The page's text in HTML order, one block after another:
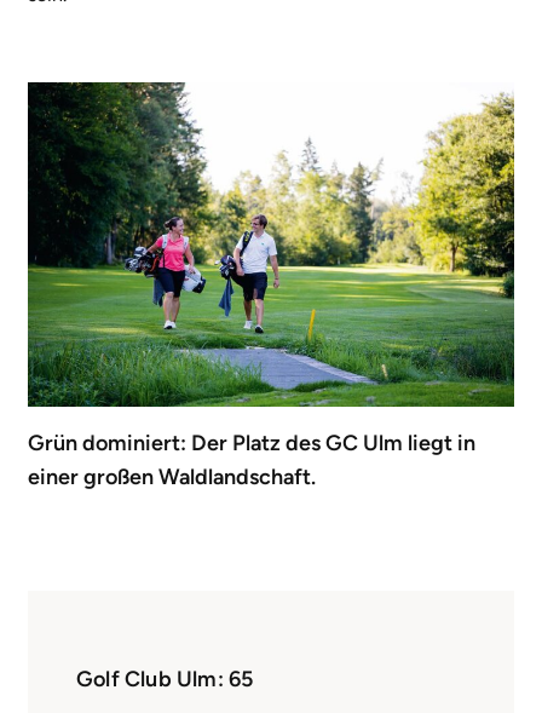
Grün dominiert: Der Platz des GC Ulm liegt in
einer großen Waldlandschaft.
Golf Club Ulm: 65